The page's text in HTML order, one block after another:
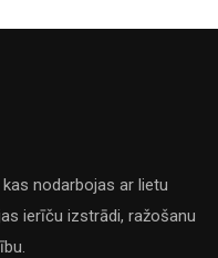
nodarbojas ar lietu
ierīču izstrādi, ražošanu